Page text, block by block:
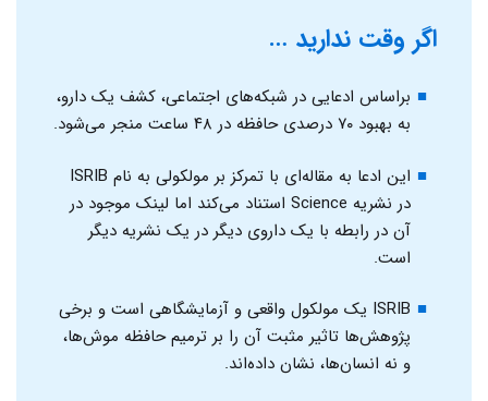
اگر وقت ندارید …
براساس ادعایی در شبکه‌های اجتماعی، کشف یک دارو،
به بهبود ۷۰ درصدی حافظه در ۴۸ ساعت منجر می‌شود.
این ادعا به مقاله‌ای با تمرکز بر مولکولی به نام ISRIB
در نشریه Science استناد می‌کند اما لینک موجود در
آن در رابطه با یک داروی دیگر در یک نشریه دیگر
است.
ISRIB یک مولکول واقعی و آزمایشگاهی است و برخی
پژوهش‌ها تاثیر مثبت آن را بر ترمیم حافظه موش‌ها،
و نه انسان‌ها، نشان داده‌اند.